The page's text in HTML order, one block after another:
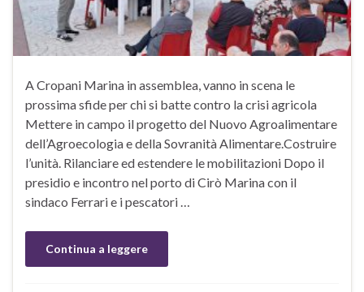
A Cropani Marina in assemblea, vanno in scena le
prossima sfide per chi si batte contro la crisi agricola
Mettere in campo il progetto del Nuovo Agroalimentare
dell’Agroecologia e della Sovranità Alimentare.Costruire
l’unità. Rilanciare ed estendere le mobilitazioni Dopo il
presidio e incontro nel porto di Cirò Marina con il
sindaco Ferrari e i pescatori …
Continua a leggere